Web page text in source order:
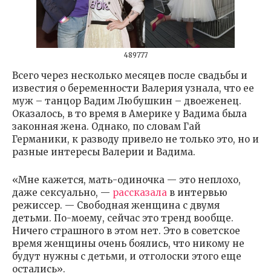
489777
Всего через несколько месяцев после свадьбы и
известия о беременности Валерия узнала, что ее
муж – танцор Вадим Любушкин – двоеженец.
Оказалось, в то время в Америке у Вадима была
законная жена. Однако, по словам Гай
Германики, к разводу привело не только это, но и
разные интересы Валерии и Вадима.
«Мне кажется, мать-одиночка — это неплохо,
даже сексуально, — рассказала в интервью
режиссер. — Свободная женщина с двумя
детьми. По-моему, сейчас это тренд вообще.
Ничего страшного в этом нет. Это в советское
время женщины очень боялись, что никому не
будут нужны с детьми, и отголоски этого еще
остались».